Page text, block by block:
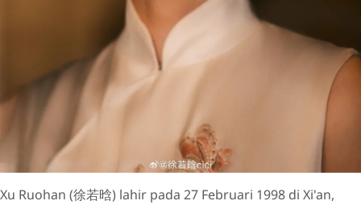
Xu Ruohan (徐若晗) lahir pada 27 Februari 1998 di Xi'an,